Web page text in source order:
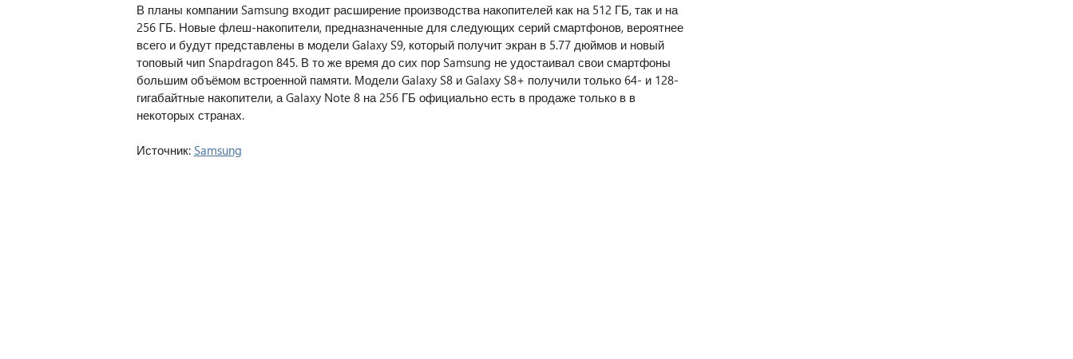
В планы компании Samsung входит расширение производства накопителей как на 512 ГБ, так и на
256 ГБ. Новые флеш-накопители, предназначенные для следующих серий смартфонов, вероятнее
всего и будут представлены в модели Galaxy S9, который получит экран в 5.77 дюймов и новый
топовый чип Snapdragon 845. В то же время до сих пор Samsung не удостаивал свои смартфоны
большим объёмом встроенной памяти. Модели Galaxy S8 и Galaxy S8+ получили только 64- и 128-
гигабайтные накопители, а Galaxy Note 8 на 256 ГБ официально есть в продаже только в в
некоторых странах.
Источник: Samsung